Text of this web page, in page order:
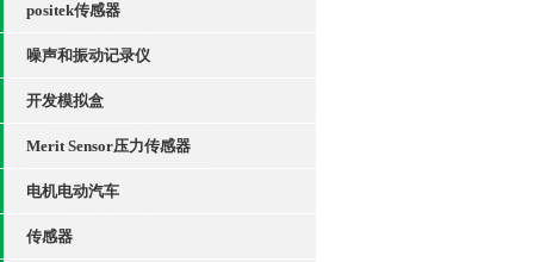
positek传感器
噪声和振动记录仪
开发模拟盒
Merit Sensor压力传感器
电机电动汽车
传感器